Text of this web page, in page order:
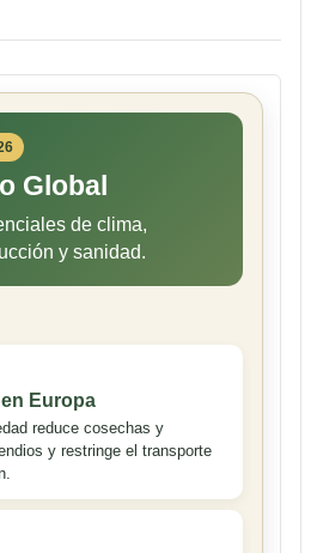
Global
de clima,
y sanidad.
Europa
reduce cosechas y
y restringe el transporte